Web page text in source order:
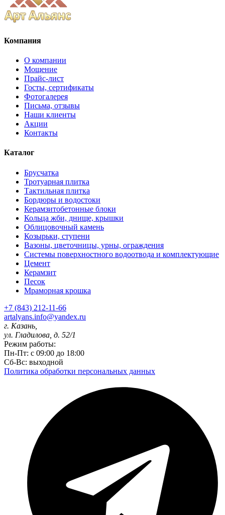
Компания
О компании
Мощение
Прайс-лист
Госты, сертификаты
Фотогалерея
Письма, отзывы
Наши клиенты
Акции
Контакты
Каталог
Брусчатка
Тротуарная плитка
Тактильная плитка
Бордюры и водостоки
Керамзитобетонные блоки
Кольца жби, днище, крышки
Облицовочный камень
Козырьки, ступени
Вазоны, цветочницы, урны, ограждения
Системы поверхностного водоотвода и комплектующие
Цемент
Керамзит
Песок
Мраморная крошка
+7 (843) 212-11-66
artalyans.info@yandex.ru
г. Казань,
ул. Гладилова, д. 52/1
Режим работы:
Пн-Пт: с 09:00 до 18:00
Сб-Вс: выходной
Политика обработки персональных данных